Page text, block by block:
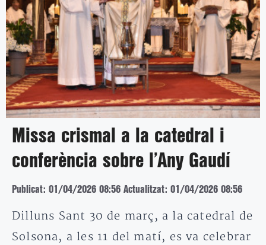
Missa crismal a la catedral i
conferència sobre l’Any Gaudí
Publicat: 01/04/2026 08:56 Actualitzat: 01/04/2026 08:56
Dilluns Sant 30 de març, a la catedral de
Solsona, a les 11 del matí, es va celebrar